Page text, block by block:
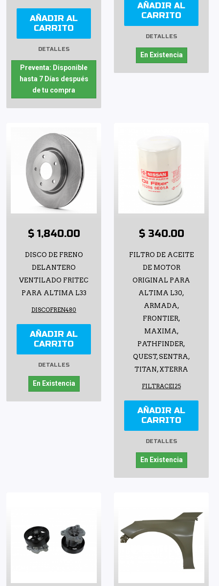
AÑADIR AL
CARRITO
DETALLES
Preventa: Disponible
hasta 7 Días después
de tu compra
AÑADIR AL
CARRITO
DETALLES
En Existencia
$ 1,840.00
DISCO DE FRENO
DELANTERO
VENTILADO FRITEC
PARA ALTIMA L33
DISCOFREN480
AÑADIR AL
CARRITO
DETALLES
En Existencia
$ 340.00
FILTRO DE ACEITE
DE MOTOR
ORIGINAL PARA
ALTIMA L30,
ARMADA,
FRONTIER,
MAXIMA,
PATHFINDER,
QUEST, SENTRA,
TITAN, XTERRA
FILTRACEI25
AÑADIR AL
CARRITO
DETALLES
En Existencia